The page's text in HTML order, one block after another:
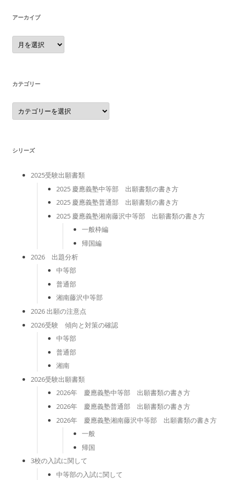
アーカイブ
ア
ー
カ
カテゴリー
カ
テ
ゴ
シリーズ
2025受験出願書類
2025 慶應義塾中等部 出願書類の書き方
2025 慶應義塾普通部 出願書類の書き方
2025 慶應義塾湘南藤沢中等部 出願書類の書き方
一般枠編
帰国編
2026 出題分析
中等部
普通部
湘南藤沢中等部
2026 出願の注意点
2026受験 傾向と対策の確認
中等部
普通部
湘南
2026受験出願書類
2026年 慶應義塾中等部 出願書類の書き方
2026年 慶應義塾普通部 出願書類の書き方
2026年 慶應義塾湘南藤沢中等部 出願書類の書き方
一般
帰国
3校の入試に関して
中等部の入試に関して